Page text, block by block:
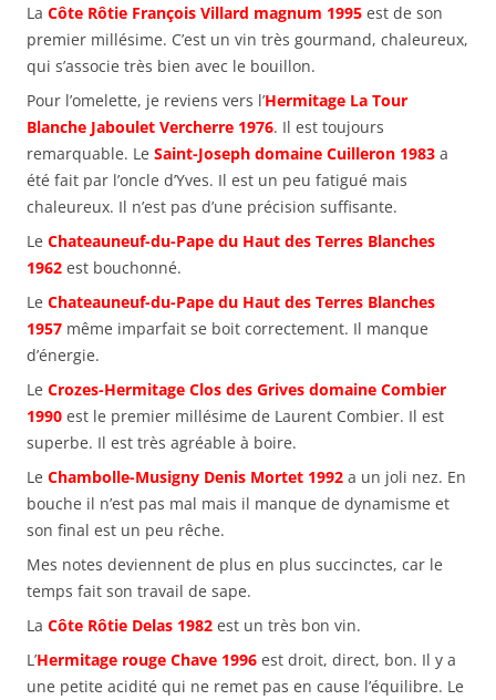
La Côte Rôtie François Villard magnum 1995 est de son
premier millésime. C’est un vin très gourmand, chaleureux,
qui s’associe très bien avec le bouillon.
Pour l’omelette, je reviens vers l’Hermitage La Tour
Blanche Jaboulet Vercherre 1976. Il est toujours
remarquable. Le Saint-Joseph domaine Cuilleron 1983 a
été fait par l’oncle d’Yves. Il est un peu fatigué mais
chaleureux. Il n’est pas d’une précision suffisante.
Le Chateauneuf-du-Pape du Haut des Terres Blanches
1962 est bouchonné.
Le Chateauneuf-du-Pape du Haut des Terres Blanches
1957 même imparfait se boit correctement. Il manque
d’énergie.
Le Crozes-Hermitage Clos des Grives domaine Combier
1990 est le premier millésime de Laurent Combier. Il est
superbe. Il est très agréable à boire.
Le Chambolle-Musigny Denis Mortet 1992 a un joli nez. En
bouche il n’est pas mal mais il manque de dynamisme et
son final est un peu rêche.
Mes notes deviennent de plus en plus succinctes, car le
temps fait son travail de sape.
La Côte Rôtie Delas 1982 est un très bon vin.
L’Hermitage rouge Chave 1996 est droit, direct, bon. Il y a
une petite acidité qui ne remet pas en cause l’équilibre. Le